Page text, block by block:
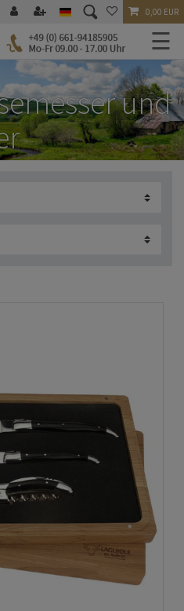
0,00 EUR
☰
und